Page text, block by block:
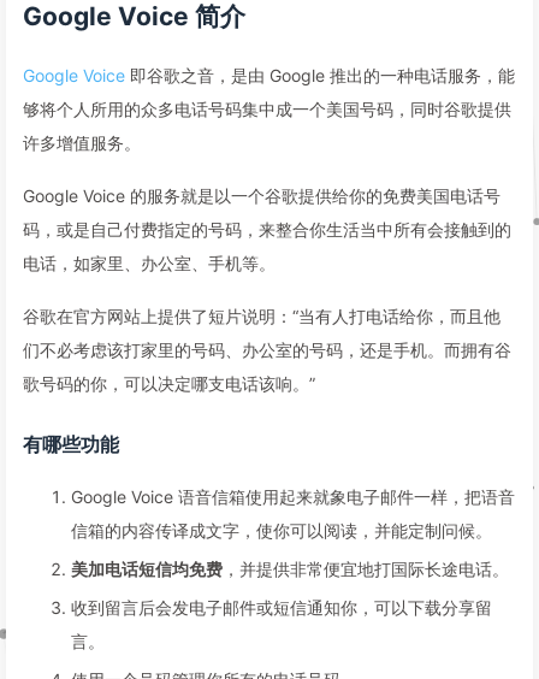
Google Voice 简介
Google Voice 即谷歌之音，是由 Google 推出的一种电话服务，能
够将个人所用的众多电话号码集中成一个美国号码，同时谷歌提供
许多增值服务。
Google Voice 的服务就是以一个谷歌提供给你的免费美国电话号
码，或是自己付费指定的号码，来整合你生活当中所有会接触到的
电话，如家里、办公室、手机等。
谷歌在官方网站上提供了短片说明：“当有人打电话给你，而且他
们不必考虑该打家里的号码、办公室的号码，还是手机。而拥有谷
歌号码的你，可以决定哪支电话该响。”
有哪些功能
Google Voice 语音信箱使用起来就象电子邮件一样，把语音
信箱的内容传译成文字，使你可以阅读，并能定制问候。
美加电话短信均免费 ，并提供非常便宜地打国际长途电话。
收到留言后会发电子邮件或短信通知你，可以下载分享留
言。